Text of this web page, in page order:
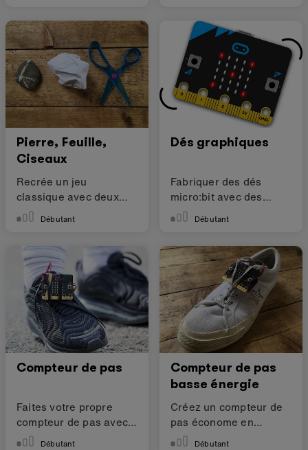
Pierre, Feuille,
Ciseaux
Recrée un jeu
classique avec deux
micro:bitsDébutant
Dés graphiques
Fabriquer des dés
micro:bit avec des
pointsDébutant
Compteur de pas
Faites votre propre
compteur de pas avec
un micro:bit
Débutant
Compteur de pas
basse énergie
Créez un compteur de
pas économe en
énergieDébutant